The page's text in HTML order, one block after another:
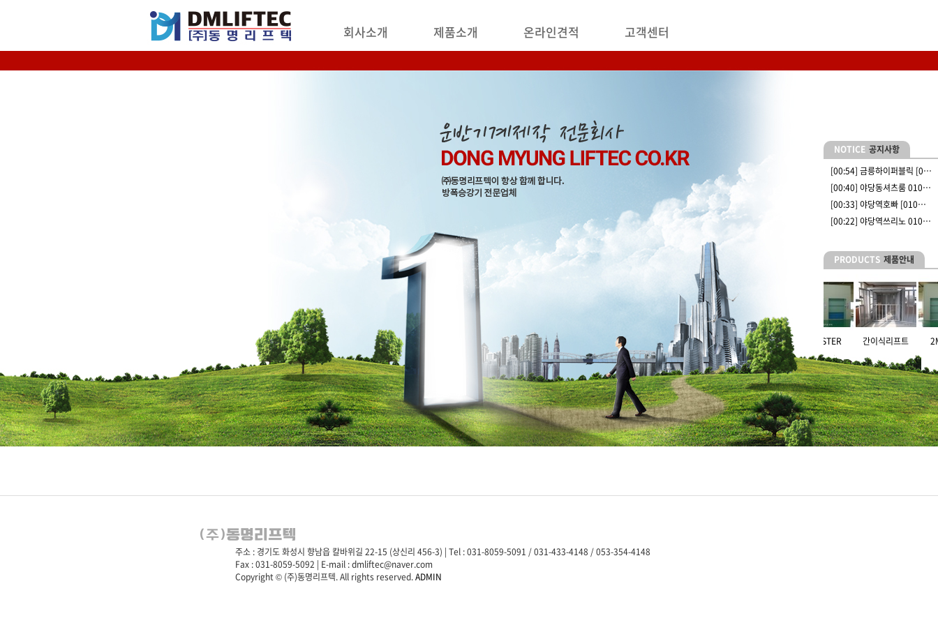
회사소개 제품소개 온라인견적 고객센터
NOTICE 공지사항
[00:54] 금릉하이퍼블릭 [0…
[00:40] 야당동셔츠룸 010…
[00:33] 야당역호빠 [010…
[00:22] 야당역쓰리노 010…
PRODUCTS 제품안내
간이식리프트 2MASTER 간이식리프트
주소 : 경기도 화성시 향남읍 칼바위길 22-15 (상신리 456-3) | Tel : 031-8059-5091 / 031-433-4148 / 053-354-4148
Fax : 031-8059-5092 | E-mail : dmliftec@naver.com
Copyright © (주)동명리프텍. All rights reserved.ADMIN